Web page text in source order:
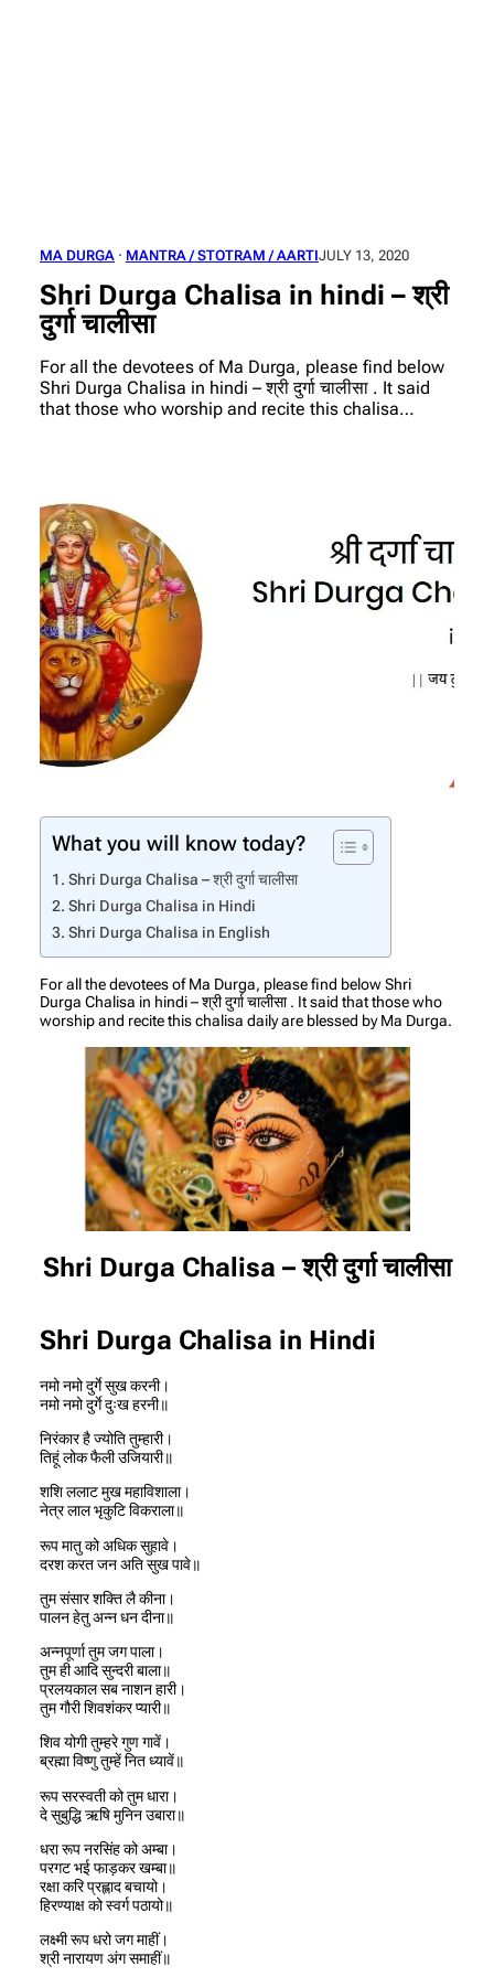
MA DURGA · MANTRA / STOTRAM / AARTIJULY 13, 2020
Shri Durga Chalisa in hindi – श्री
दुर्गा चालीसा
For all the devotees of Ma Durga, please find below
Shri Durga Chalisa in hindi – श्री दुर्गा चालीसा . It said
that those who worship and recite this chalisa…
What you will know today?
Shri Durga Chalisa – श्री दुर्गा चालीसा
Shri Durga Chalisa in Hindi
Shri Durga Chalisa in English
For all the devotees of Ma Durga, please find below Shri
Durga Chalisa in hindi – श्री दुर्गा चालीसा . It said that those who
worship and recite this chalisa daily are blessed by Ma Durga.
Shri Durga Chalisa – श्री दुर्गा चालीसा
Shri Durga Chalisa in Hindi
नमो नमो दुर्गे सुख करनी।
नमो नमो दुर्गे दुःख हरनी॥
निरंकार है ज्योति तुम्हारी।
तिहूं लोक फैली उजियारी॥
शशि ललाट मुख महाविशाला।
नेत्र लाल भृकुटि विकराला॥
रूप मातु को अधिक सुहावे।
दरश करत जन अति सुख पावे॥
तुम संसार शक्ति लै कीना।
पालन हेतु अन्न धन दीना॥
अन्नपूर्णा तुम जग पाला।
तुम ही आदि सुन्दरी बाला॥
प्रलयकाल सब नाशन हारी।
तुम गौरी शिवशंकर प्यारी॥
शिव योगी तुम्हरे गुण गावें।
ब्रह्मा विष्णु तुम्हें नित ध्यावें॥
रूप सरस्वती को तुम धारा।
दे सुबुद्धि ऋषि मुनिन उबारा॥
धरा रूप नरसिंह को अम्बा।
परगट भई फाड़कर खम्बा॥
रक्षा करि प्रह्लाद बचायो।
हिरण्याक्ष को स्वर्ग पठायो॥
लक्ष्मी रूप धरो जग माहीं।
श्री नारायण अंग समाहीं॥